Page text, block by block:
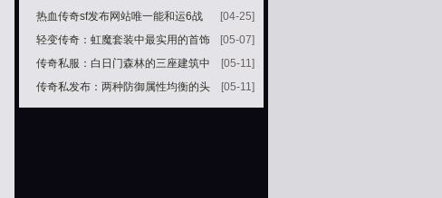
些神兵天龙圣剑最霸气
[04-25]
热血传奇sf发布网站唯一能和运6战
神项链相媲美的幸运链不是运6记忆
[05-07]
轻变传奇：虹魔套装中最实用的首饰
虹魔戒指
[05-11]
传奇私服：白日门森林的三座建筑中
有两个和隐藏地图有关
[05-11]
传奇私发布：两种防御属性均衡的头
盔一种常见另一种完虐黑铁头